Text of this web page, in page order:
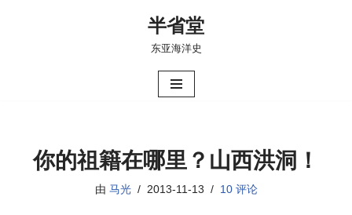
半省堂
东亚海洋史
你的祖籍在哪里？山西洪洞！
由 马光 2013-11-13 10 评论